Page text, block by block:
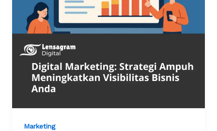
Marketing